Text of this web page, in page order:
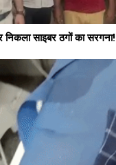
निकला साइबर ठगों का सरगना!